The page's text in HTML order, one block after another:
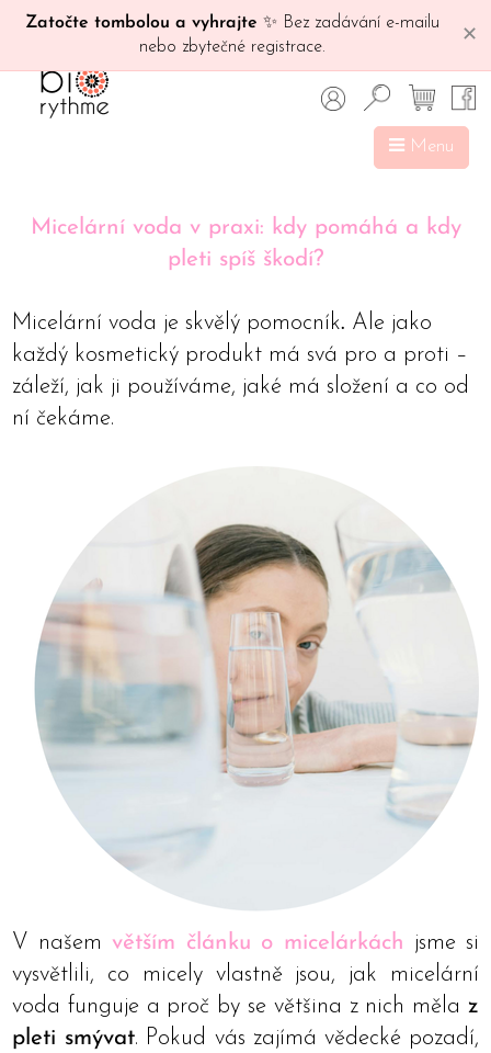
Zatočte tombolou a vyhrajte ✨ Bez zadávání e-mailu
nebo zbytečné registrace.
✕
Menu
Micelární voda v praxi: kdy pomáhá a kdy
pleti spíš škodí?
Micelární voda je skvělý pomocník. Ale jako
každý kosmetický produkt má svá pro a proti –
záleží, jak ji používáme, jaké má složení a co od
ní čekáme.
V našem větším článku o micelárkách
jsme si
vysvětlili, co micely vlastně jsou, jak micelární
voda funguje a proč by se většina z nich měla z
pleti smývat. Pokud vás zajímá vědecké pozadí,